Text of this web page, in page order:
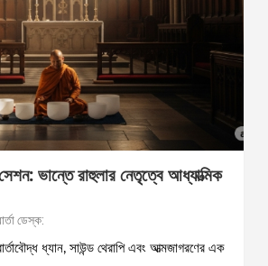
ভান্তে রাহুলার নেতৃত্বে আধ্যাত্মিক
ডেস্ক:
ধ্যান, সাউন্ড থেরাপি এবং আত্মজাগরণের এক